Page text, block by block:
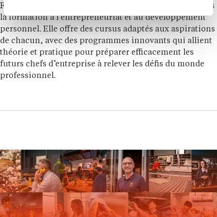
Formaxl est un organisme de formation spécialisé dans
la formation à l’entrepreneuriat et au développement
personnel. Elle offre des cursus adaptés aux aspirations
de chacun, avec des programmes innovants qui allient
théorie et pratique pour préparer efficacement les
futurs chefs d’entreprise à relever les défis du monde
professionnel.